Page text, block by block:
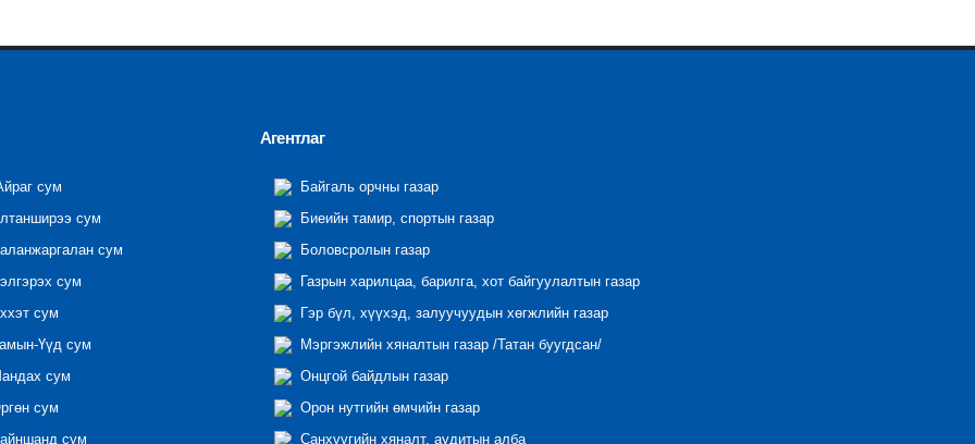
сум
сум
сум
сум
сум
Үүд сум
сум
сум
сум
Агентлаг
Байгаль орчны газар
Биеийн тамир, спортын газар
Боловсролын газар
Газрын харилцаа, барилга, хот байгуулалтын газар
Гэр бүл, хүүхэд, залуучуудын хөгжлийн газар
Мэргэжлийн хяналтын газар /Татан буугдсан/
Онцгой байдлын газар
Орон нутгийн өмчийн газар
Санхүүгийн хяналт, аудитын алба